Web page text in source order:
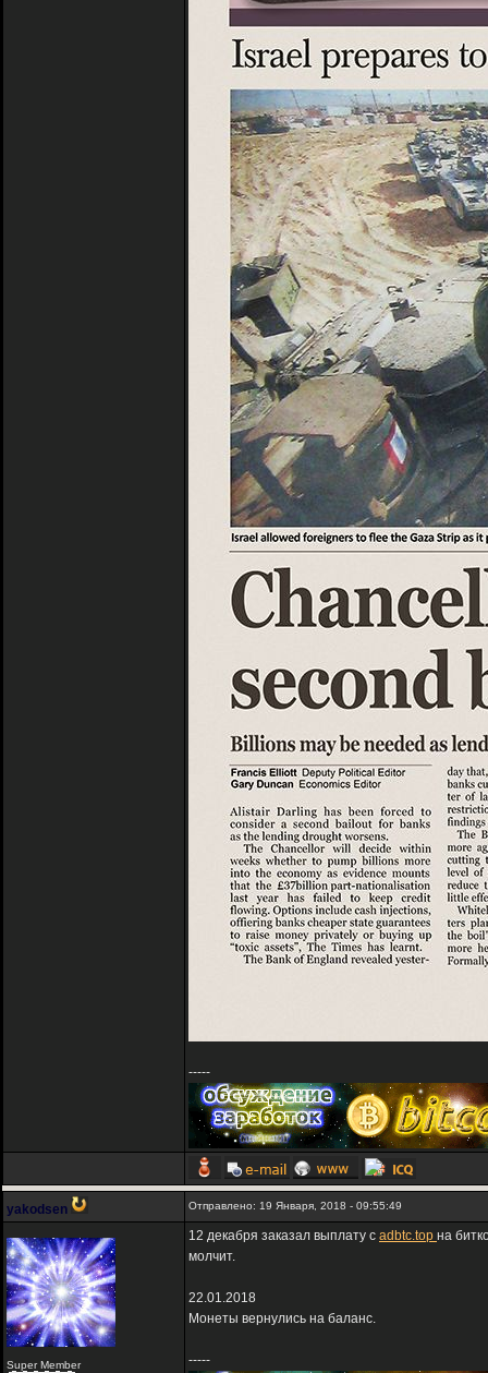
-----
yakodsen Отправлено: 19 Января, 2018 - 09:55:49
Super Member
12 декабря заказал выплату с adbtc.top на
молчит.
22.01.2018
Монеты вернулись на баланс.
-----